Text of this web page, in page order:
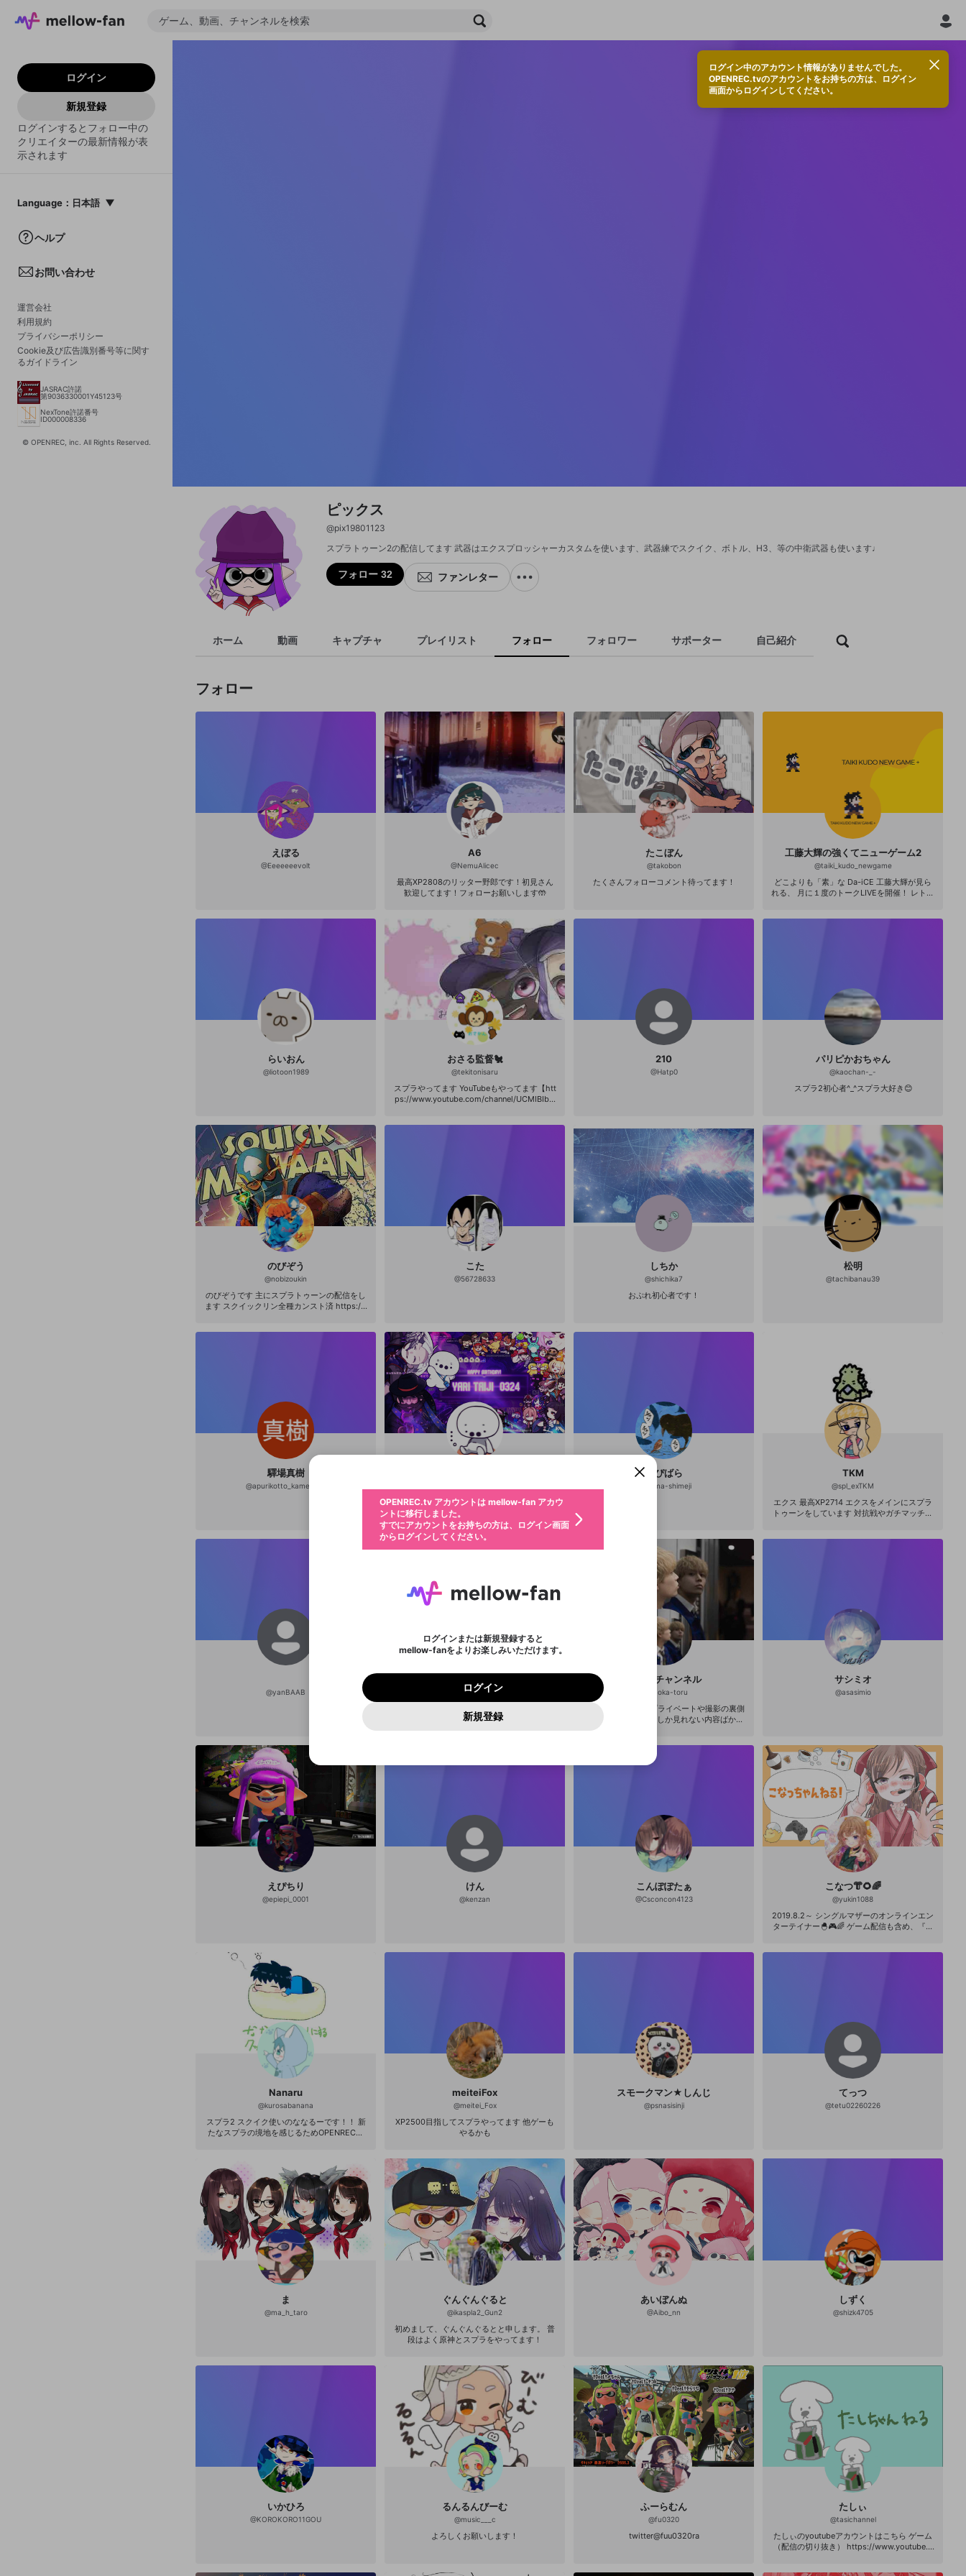
検索履歴をすべて削除しますか？
いいえ はい
ログイン
新規登録
ログインするとフォロー中の
クリエイターの最新情報が表
示されます
Language ： 日本語
中文(簡体)
ヘルプ
お問い合わせ
運営会社
利用規約
プライバシーポリシー
Cookie及び広告識別番号等に関す
るガイドライン
JASRAC許諾
第9036330001Y45123号
NexTone許諾番号
ID000008336
© OPENREC, inc. All Rights Reserved.
ログイン中のアカウント情報がありませんでした。
OPENREC.tvのアカウントをお持ちの方は、ログイン
画面からログインしてください。
ピックス
@pix19801123
フォロー 32 ファンレター
スプラトゥーン2の配信してます 武器はエクスプロッシャーカスタムを使います、武器練でスクイク、ボトル、H3、等の中衛武器も使います♩
ホーム 動画 キャプチャ プレイリスト フォロー フォロワー サポーター 自己紹介
フォロー
えぼる
@Eeeeeeevolt
A6
@NemuAlicec
最高XP2808のリッター野郎です！初見さん
歓迎してます！フォローお願いします🤲
たこぼん
@takobon
たくさんフォローコメント待ってます！
工藤大輝の強くてニューゲーム2
@taiki_kudo_newgame
どこよりも「素」な Da-iCE 工藤大輝が見ら
れる、 月に１度のトークLIVEを開催！ レトロ
らいおん
@liotoon1989
おさる監督🐔
@tekitonisaru
スプラやってます YouTubeもやってます【htt
ps://www.youtube.com/channel/UCMIBIbG
210
@Hatp0
パリピかおちゃん
@kaochan-_-
スプラ2初心者^_^スプラ大好き😊
のびぞう
@nobizoukin
のびぞうです 主にスプラトゥーンの配信をし
ます スクイックリン全種カンスト済 https://t
こた
@56728633
しちか
@shichika7
おぷれ初心者です！
松明
@tachibanau39
驛場真樹
@apurikotto_kameiruka
スプラトゥーンとかゲーム配信します http
s://twitter.com/taijich0324
かぴばら
mama-shimeji
TKM
@spl_exTKM
エクス 最高XP2714 エクスをメインにスプラ
トゥーンをしています 対抗戦やガチマッチを
@yanBAAB @36251
岩岡徹チャンネル
iwaoka-toru
岩岡 徹(Da-iCE)のプライベートや撮影の裏側
などを配信！ ここでしか見れない内容ばかり
の特別なチャンネルです。 また、サブスク会
サシミオ
@asasimio
えぴちり
@epiepi_0001
けん
@kenzan
こんぽぽたぁ
@Csconcon4123
こなつ👘🌻🌈
@yukin1088
2019.8.2～ シングルマザーのオンラインエン
ターテイナー🐣🎮🌈 ゲーム配信も含め、『楽
がある賑やかな配信です。
Nanaru
@kurosabanana
スプラ2 スクイク使いのななるーです！！ 新
たなスプラの境地を感じるためOPENRECを
けると幸いです！ 強い人が沢山いると聞いた
ので色んなところにお邪魔したいと思いま
す！
meiteiFox
@meitei_Fox
XP2500目指してスプラやってます 他ゲーも
やるかも
スモークマン★しんじ
@psnasisinji
てっつ
@tetu02260226
ま
@ma_h_taro
ぐんぐんぐると
@ikaspla2_Gun2
初めまして、ぐんぐんぐるとと申します。 普
段はよく原神とスプラをやってます！
あいぼんぬ
@Aibo_nn
しずく
@shizk4705
いかひろ
@KOROKORO11GOU
るんるんびーむ
@music___c
よろしくお願いします！
ふーらむん
@fu0320
twitter@fuu0320ra
たしぃ
@tasichannel
たしぃのyoutubeアカウントはこちら ゲーム
（配信の切り抜き） https://www.youtube.c
ブロックリストに追加しますか？
キャンセル OK
この動画の公開は終了しました
OK
ファンレター
応援している配信者にファンレターを送ることができま
す。好きなデザインを選んでメッセージを書いたり、エ
ールアイテムでデコレーションして、配信者に届けまし
※ファンレター機能は有料サービスです。
ファンレターを作成
固定動画に設定
マイページに表示されている動画 (ライブ配信、配信予定、ア
ーカイブ、アップロード動画) をページのトップに1つ固定で
きます。動画タイトル横のメニューより設定することができま
す。
動画プレイリストを選択
選択できるプレイリストがありません。プレイリストは動画の再生画面で作成で
動画プレイリストがありません
ポイントが不足しています
ご確認ください
利用規約とプライバシーポリシーが更新されました。
サービスを利用するには変更後の内容をご確認いただ
利用規約を確認しました。
プライバシーポリシーを確認しました。
確認しました
OPENREC.tv アカウントは mellow-fan アカウ
ントに移行しました。
新規登録
メールアドレスで新規登録
または
Google
Yahoo! JAPAN
Appleでサインアップ
mellow-fanの利用規約・プライバシーポリシー・外部サービ
スとのID連携に関する同意事項
ください
新規登録
@
進みください。
mellow-fanからのお得な情報をメールで受け取
OPENREC.tvアカウントはmellow-fanアカウン
トに統合しました。
ログイン
メールアドレスでログイン
または
Google
Yahoo! JAPAN
Appleでサインイン
mellow-fanの利用規約・プライバシーポリシー・外部サービ
スとのID連携に関する同意事項
ください
ログイン
ログイン
パスワードを忘れた方はこちら
アカウントをお持ちですか？アカウントを作成する
OPENREC.tv アカウントは mellow-fan アカウ
ントに移行しました。
すでにアカウントをお持ちの方は、ログイン画面
からログインしてください。
ログインまたは新規登録すると
mellow-fanをよりお楽しみいただけます。
ログイン
新規登録
登録したメールアドレスを入力し、送信してください。
再設定する
入力していただいたメールアドレス
に、パスワード再設定用URLを記載
確認ください
OK
パーソナルデータの登録
年
生年月は登録後に変更できません。
お住まいの地域
ご登録いただいた情報はサービスの向上を目的として
使用いたします。
一部サービスをご利用いただくには、生年月の登録が
必要です。
あとで登録
認証コードの入力
ール記載の6桁の認証コードを入力してください。
及びcs.openrec.co.jpドメイン）が受信拒否設定に含まれて
いないかご確認ください。
入力
セッションの有効期限が切れたた
不適切なユーザーとして報告します
か？
問題を選択してください
わいせつな表現
著作権の侵害
なりすまし行為
ゲームの録画禁止区域の配信
改造版・海賊版ソフトの配信
政治的・宗教的・人種的な内容
報告された問題については、利用規約に違反しているかどうか
をスタッフが確認します。この機能をむやみに使用すること
は、利用規約違反になります。
送信
サブスクシェア
限定コミュニティ参加方法
Discordアカウントをお持ちでない方
Discordアカウントを作成
Discordは第三者が提供するコミュニティーサービスで、mellow-
fanとは関わりがありません。Discordに関してのお問い合わせには
お答えすることができません。Discordの仕様変更により、限定コ
ミュニティ特典の提供が終了する可能性がありますが、その際の補